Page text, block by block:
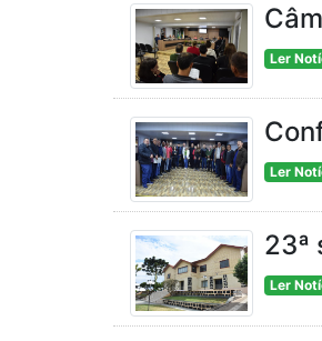
Ler
Ler
23ª
Ler